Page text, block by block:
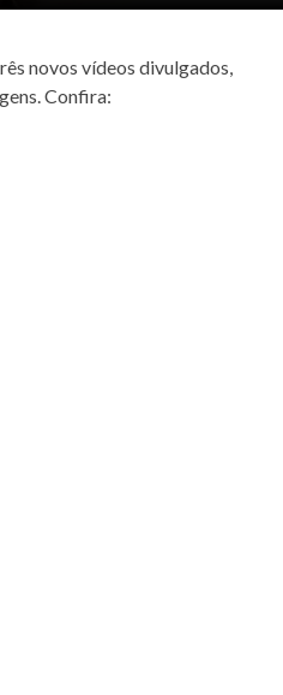
novos vídeos divulgados,
Confira: